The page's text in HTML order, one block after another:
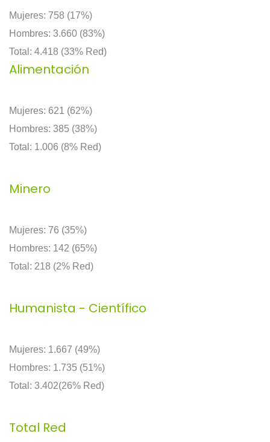
Mujeres: 758 (17%)
Hombres: 3.660 (83%)
Total: 4.418 (33% Red)
Alimentación
Mujeres: 621 (62%)
Hombres: 385 (38%)
Total: 1.006 (8% Red)
Minero
Mujeres: 76 (35%)
Hombres: 142 (65%)
Total: 218 (2% Red)
Humanista - Científico
Mujeres: 1.667 (49%)
Hombres: 1.735 (51%)
Total: 3.402(26% Red)
Total Red